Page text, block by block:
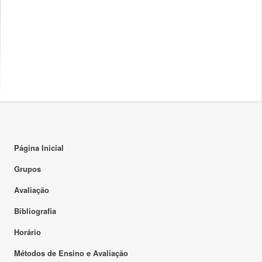
Página Inicial
Grupos
Avaliação
Bibliografia
Horário
Métodos de Ensino e Avaliação